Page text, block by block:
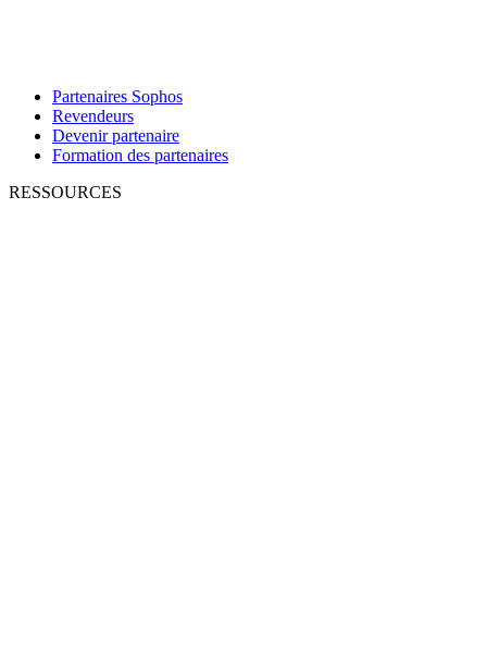
Partenaires Sophos
Revendeurs
Devenir partenaire
Formation des partenaires
RESSOURCES